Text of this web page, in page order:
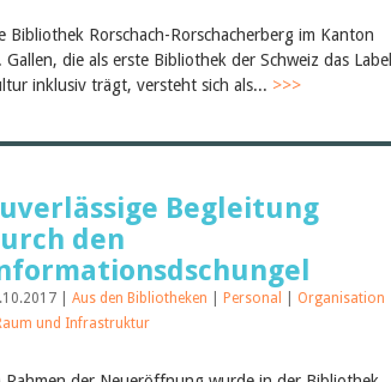
Bibliothek Rorschach-Rorschacherberg im Kanton
Gallen, die als erste Bibliothek der Schweiz das Label
inklusiv trägt, versteht sich als... >>>
Begleitung
den
| Aus den Bibliotheken Personal
Organisation
und Infrastruktur